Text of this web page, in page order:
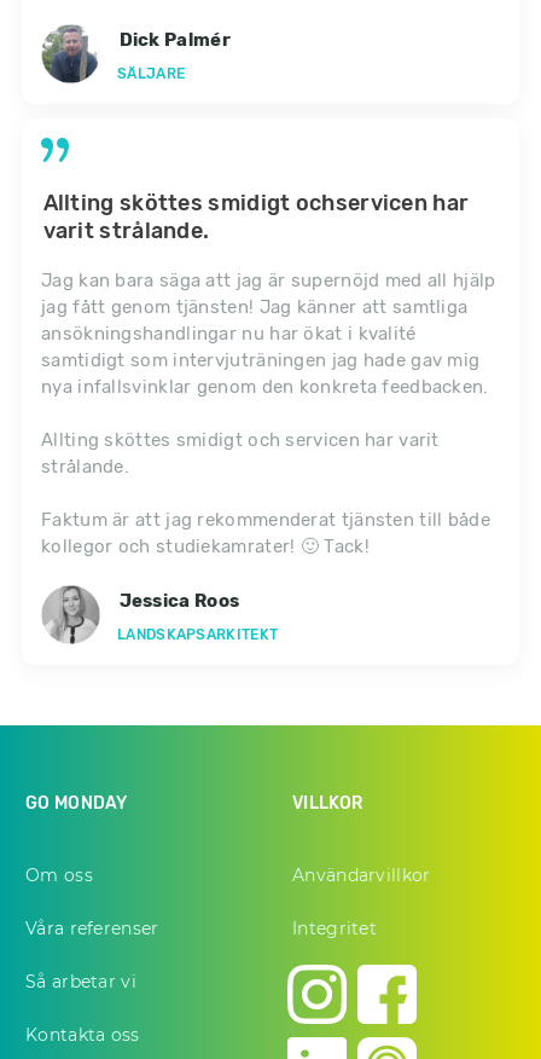
Dick Palmér
SÄLJARE
Allting sköttes smidigt ochservicen har
varit strålande.
Jag kan bara säga att jag är supernöjd med all hjälp
jag fått genom tjänsten! Jag känner att samtliga
ansökningshandlingar nu har ökat i kvalité
samtidigt som intervjuträningen jag hade gav mig
nya infallsvinklar genom den konkreta feedbacken.
Allting sköttes smidigt och servicen har varit
strålande.
Faktum är att jag rekommenderat tjänsten till både
kollegor och studiekamrater! 🙂 Tack!
Jessica Roos
LANDSKAPSARKITEKT
GO MONDAY
Om oss
Våra referenser
Så arbetar vi
Kontakta oss
VILLKOR
Användarvillkor
Integritet